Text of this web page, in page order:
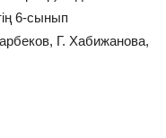
6-сынып
Г. Хабижанова,